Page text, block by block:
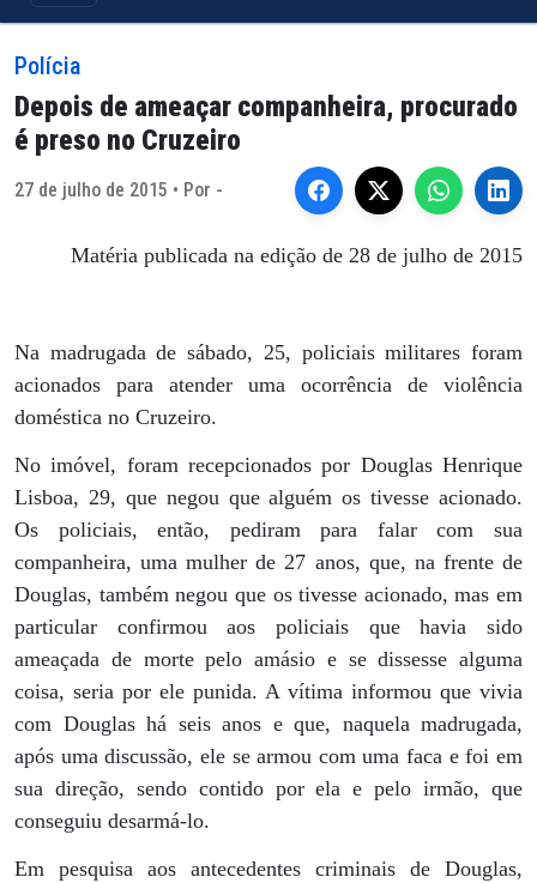
Polícia
Depois de ameaçar companheira, procurado
é preso no Cruzeiro
27 de julho de 2015 • Por -
Matéria publicada na edição de 28 de julho de 2015
Na madrugada de sábado, 25, policiais militares foram
acionados para atender uma ocorrência de violência
doméstica no Cruzeiro.
No imóvel, foram recepcionados por Douglas Henrique
Lisboa, 29, que negou que alguém os tivesse acionado.
Os policiais, então, pediram para falar com sua
companheira, uma mulher de 27 anos, que, na frente de
Douglas, também negou que os tivesse acionado, mas em
particular confirmou aos policiais que havia sido
ameaçada de morte pelo amásio e se dissesse alguma
coisa, seria por ele punida. A vítima informou que vivia
com Douglas há seis anos e que, naquela madrugada,
após uma discussão, ele se armou com uma faca e foi em
sua direção, sendo contido por ela e pelo irmão, que
conseguiu desarmá-lo.
Em pesquisa aos antecedentes criminais de Douglas,